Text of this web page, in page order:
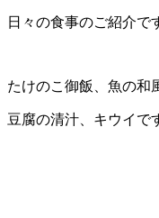
日々の食事のご紹介で
たけのこ御飯、魚の和
豆腐の清汁、キウイで